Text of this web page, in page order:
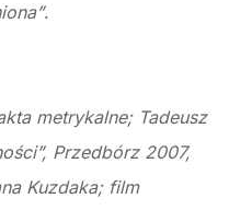
.
metrykalne; Tadeusz
Przedbórz 2007,
Kuzdaka; film